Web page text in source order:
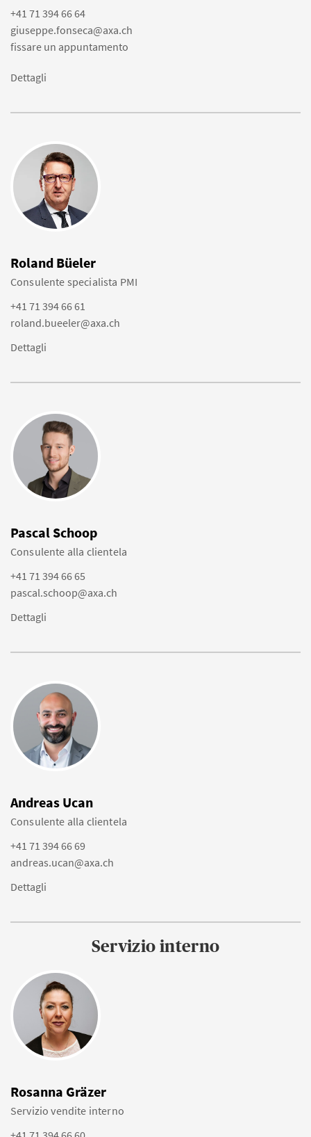
+41 71 394 66 64
giuseppe.fonseca@axa.ch
fissare un appuntamento
Dettagli
Roland Büeler
Consulente specialista PMI
+41 71 394 66 61
roland.bueeler@axa.ch
Dettagli
Pascal Schoop
Consulente alla clientela
+41 71 394 66 65
pascal.schoop@axa.ch
Dettagli
Andreas Ucan
Consulente alla clientela
+41 71 394 66 69
andreas.ucan@axa.ch
Dettagli
Servizio interno
Rosanna Gräzer
Servizio vendite interno